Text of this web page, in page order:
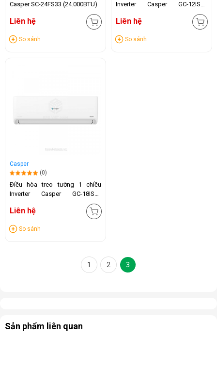
Casper SC-24FS33 (24.000BTU)
Liên hệ
So sánh
Inverter Casper GC-12IS35
Liên hệ
So sánh
Casper
(0)
Điều hòa treo tường 1 chiều
Inverter Casper GC-18IS33
Liên hệ
So sánh
1 2 3
Sản phẩm liên quan